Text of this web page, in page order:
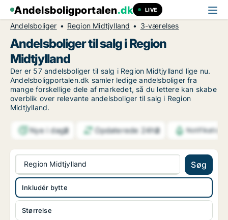
Andelsboligportalen.dk LIVE
Andelsboliger Region Midtjylland 3-værelses
Andelsboliger til salg i Region
Midtjylland
Der er 57 andelsboliger til salg i Region Midtjylland lige nu.
Andelsboligportalen.dk samler ledige andelsboliger fra
mange forskellige dele af markedet, så du lettere kan skabe
overblik over relevante andelsboliger til salg i Region
Midtjylland.
Nye i dag2 Opdaterede 24h2
Region Midtjylland Søg
Størrelse
Inkludér bytte